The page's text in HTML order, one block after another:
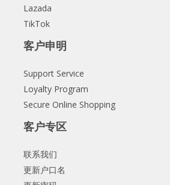
Lazada
TikTok
客户申明
Support Service
Loyalty Program
Secure Online Shopping
客户专区
联系我们
更新户口名